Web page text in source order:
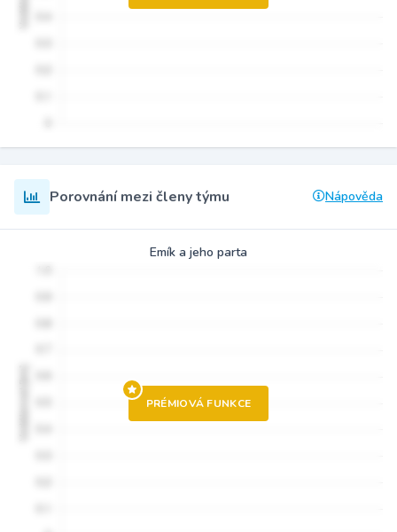
Porovnání mezi členy týmu Nápověda
Emík a jeho parta
PRÉMIOVÁ FUNKCE